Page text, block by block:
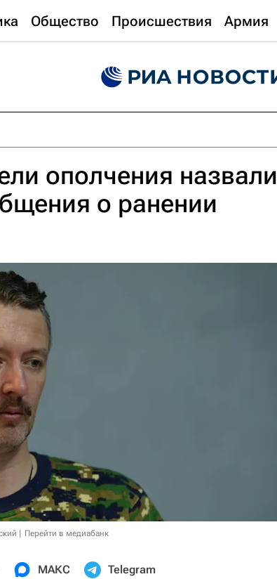
Общество Происшествия Армия
ополчения назвали
о ранении
Перейти в медиабанк
МАКС Telegram